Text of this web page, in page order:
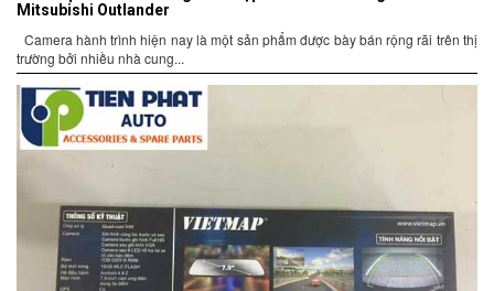
Mitsubishi Outlander
Camera hành trình hiện nay là một sản phẩm được bày bán rộng rãi trên thị
trường bởi nhiều nhà cung...